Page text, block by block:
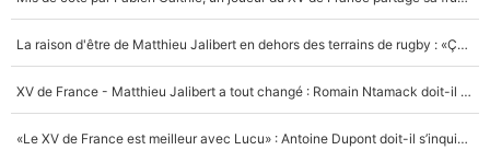
La raison d'être de Matthieu Jalibert en dehors des terrains de rugby : «Ça m'atteint autant que si tu touches à un membre de ma famille»
XV de France - Matthieu Jalibert a tout changé : Romain Ntamack doit-il s’inquiéter pour sa place à un an de la Coupe du monde ?
«Le XV de France est meilleur avec Lucu» : Antoine Dupont doit-il s’inquiéter pour sa place ?